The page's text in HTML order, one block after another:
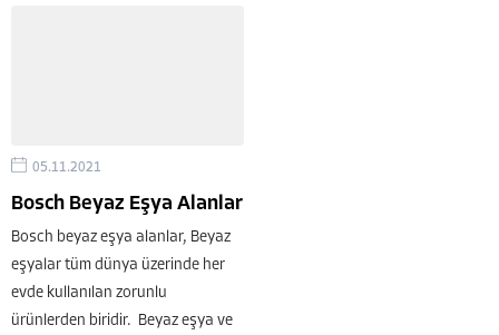
05.11.2021
Bosch Beyaz Eşya Alanlar
Bosch beyaz eşya alanlar, Beyaz
eşyalar tüm dünya üzerinde her
evde kullanılan zorunlu
ürünlerden biridir. Beyaz eşya ve